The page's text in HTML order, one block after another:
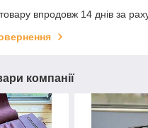
впродовж 14 днів за
компанії